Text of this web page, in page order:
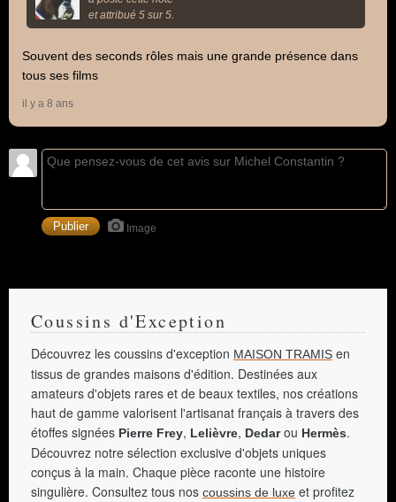
et attribué 5 sur 5.
Souvent des seconds rôles mais une grande présence dans
tous ses films
il y a 8 ans
Image
Coussins d'Exception
Découvrez les coussins d'exception MAISON TRAMIS en
tissus de grandes maisons d'édition. Destinées aux
amateurs d'objets rares et de beaux textiles, nos créations
haut de gamme valorisent l'artisanat français à travers des
étoffes signées Pierre Frey, Lelièvre, Dedarou Hermès.
Découvrez notre sélection exclusive d'objets uniques
conçus à la main. Chaque pièce raconte une histoire
singulière. Consultez tous nos coussins de luxe et profitez